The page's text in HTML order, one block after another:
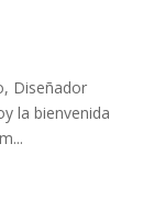
Diseñador
la bienvenida